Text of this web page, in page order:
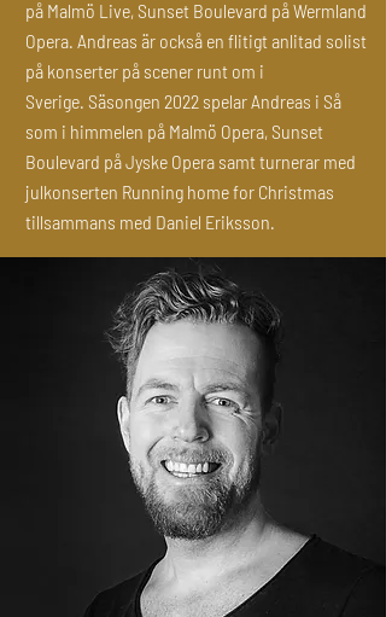
på Malmö Live, Sunset Boulevard på Wermland
Opera. Andreas är också en flitigt anlitad solist
på konserter på scener runt om i
Sverige. Säsongen 2022 spelar Andreas i Så
som i himmelen på Malmö Opera, Sunset
Boulevard på Jyske Opera samt turnerar med
julkonserten Running home for Christmas
tillsammans med Daniel Eriksson.